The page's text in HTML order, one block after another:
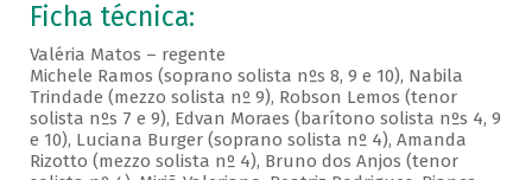
Ficha técnica:
Valéria Matos – regente
Michele Ramos (soprano solista nºs 8, 9 e 10), Nabila
Trindade (mezzo solista nº 9), Robson Lemos (tenor
solista nºs 7 e 9), Edvan Moraes (barítono solista nºs 4, 9
e 10), Luciana Burger (soprano solista nº 4), Amanda
Rizotto (mezzo solista nº 4), Bruno dos Anjos (tenor